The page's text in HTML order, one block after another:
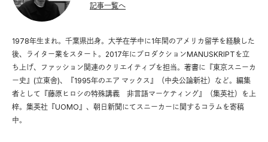
1978年生まれ。千葉県出身。大学在学中に1年間のアメリカ留学を経験した
後、ライター業をスタート。2017年にプロダクションMANUSKRIPTを立
ち上げ、ファッション関連のクリエイティブを担当。著書に『東京スニーカ
ー史』(立東舎)、『1995年のエア マックス』（中央公論新社）など。編集
者として『藤原ヒロシの特殊講義 非言語マーケティング』（集英社）を上
梓。集英社『UOMO』、朝日新聞にてスニーカーに関するコラムを寄稿
中。
記事一覧へ